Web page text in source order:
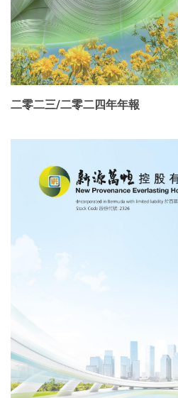
二零二三/二零二四年年報